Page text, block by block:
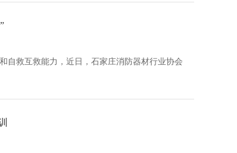
救互救能力，近日，石家庄消防器材行业协会